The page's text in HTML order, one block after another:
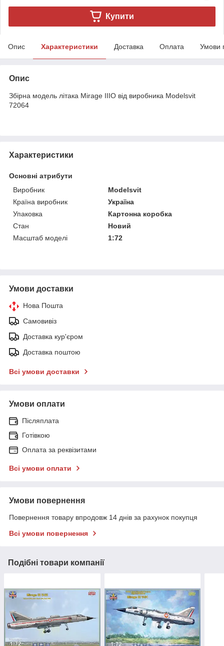
Купити
Опис Характеристики Доставка Оплата Умови
Опис
Збірна модель літака Mirage IIIO від виробника Modelsvit
72064
Характеристики
Основні атрибути
Виробник
Modelsvit
Країна виробник
Україна
Упаковка
Картонна коробка
Стан
Новий
Масштаб моделі
1:72
Умови доставки
Нова Пошта
Самовивіз
Доставка кур'єром
Доставка поштою
Всі умови доставки
Умови оплати
Післяплата
Готівкою
Оплата за реквізитами
Всі умови оплати
Умови повернення
Повернення товару впродовж 14 днів за рахунок покупця
Всі умови повернення
Подібні товари компанії